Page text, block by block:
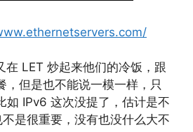
在 LET 炒起来他们的冷饭，跟
，但是也不能说一模一样，只
如 IPv6 这次没提了，估计是不
是很重要，没有也没什么大不